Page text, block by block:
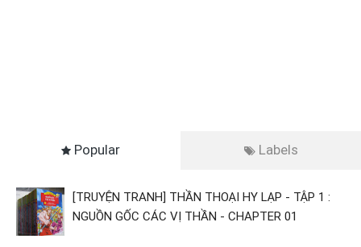
Popular Labels
[TRUYỆN TRANH] THẦN THOẠI HY LẠP - TẬP 1 :
NGUỒN GỐC CÁC VỊ THẦN - CHAPTER 01